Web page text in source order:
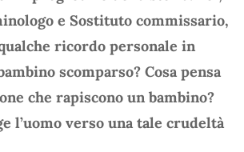
e Sostituto commissario,
ricordo personale in
scomparso? Cosa pensa
che rapiscono un bambino?
l’uomo verso una tale crudeltà